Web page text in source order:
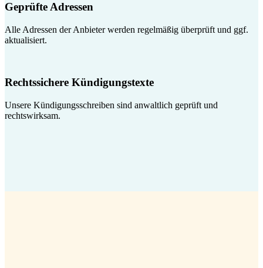
Geprüfte Adressen
Alle Adressen der Anbieter werden regelmäßig überprüft und ggf.
aktualisiert.
Rechtssichere Kündigungstexte
Unsere Kündigungsschreiben sind anwaltlich geprüft und
rechtswirksam.